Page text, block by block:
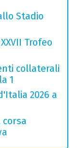
Stadio
Trofeo
collaterali
1
2026 a
corsa